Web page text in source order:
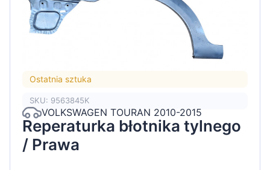
Ostatnia sztuka
SKU: 9563845K
VOLKSWAGEN TOURAN 2010-2015
Reperaturka błotnika tylnego
/ Prawa